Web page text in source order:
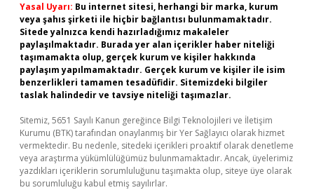
Yasal Uyarı: Bu internet sitesi, herhangi bir marka, kurum
veya şahıs şirketi ile hiçbir bağlantısı bulunmamaktadır.
Sitede yalnızca kendi hazırladığımız makaleler
paylaşılmaktadır. Burada yer alan içerikler haber niteliği
taşımamakta olup, gerçek kurum ve kişiler hakkında
paylaşım yapılmamaktadır. Gerçek kurum ve kişiler ile isim
benzerlikleri tamamen tesadüfidir. Sitemizdeki bilgiler
taslak halindedir ve tavsiye niteliği taşımazlar.
Sitemiz, 5651 Sayılı Kanun gereğince Bilgi Teknolojileri ve İletişim
Kurumu (BTK) tarafından onaylanmış bir Yer Sağlayıcı olarak hizmet
vermektedir. Bu nedenle, sitedeki içerikleri proaktif olarak denetleme
veya araştırma yükümlülüğümüz bulunmamaktadır. Ancak, üyelerimiz
yazdıkları içeriklerin sorumluluğunu taşımakta olup, siteye üye olarak
bu sorumluluğu kabul etmiş sayılırlar.